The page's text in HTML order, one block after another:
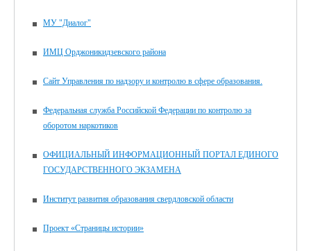
МУ "Диалог"
ИМЦ Орджоникидзевского района
Сайт Управления по надзору и контролю в сфере образования.
Федеральная служба Российской Федерации по контролю за
оборотом наркотиков
ОФИЦИАЛЬНЫЙ ИНФОРМАЦИОННЫЙ ПОРТАЛ ЕДИНОГО
ГОСУДАРСТВЕННОГО ЭКЗАМЕНА
Институт развития образования свердловской области
Проект «Страницы истории»